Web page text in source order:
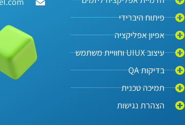
פיתוח היברידי
אפיון אפליקציה
עיצוב UIUX וחוויית משתמש
בדיקות QA
תמיכה טכנית
הצהרת נגישות